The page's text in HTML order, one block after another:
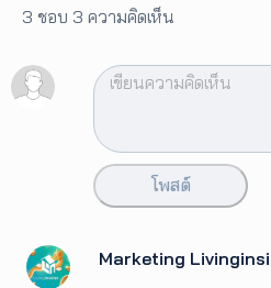
โหลด
3 ชอบ 3 ความคิดเห็น
โพสต์
Marketing